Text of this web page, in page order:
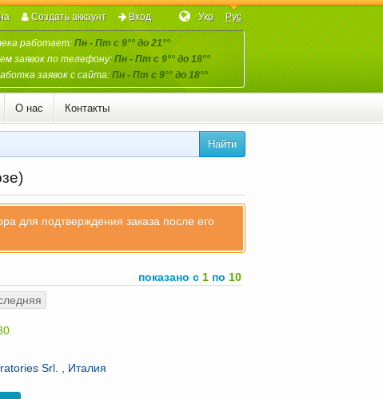
работает:Пн - Пт с 9°° до 21°°
заявок по телефону:Пн - Пт с 9°° до 18°°
заявок с сайта:Пн - Пт с 9°° до 18°°
Укр Рус
Создать аккаунт Вход
О нас Контакты
Найти
для подтверждения заказа после его
показано с 1 по 10
Srl. , Италия